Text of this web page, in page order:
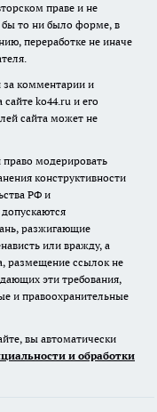
праве и не
бы то ни было форме, в
переработке не иначе
за комментарии и
ko44.ru и его
сайта может не
право модерировать
конструктивности
РФ и
разжигающие
или вражду, а
размещение ссылок не
эти требования,
и правоохранительные
вы автоматически
и обработки